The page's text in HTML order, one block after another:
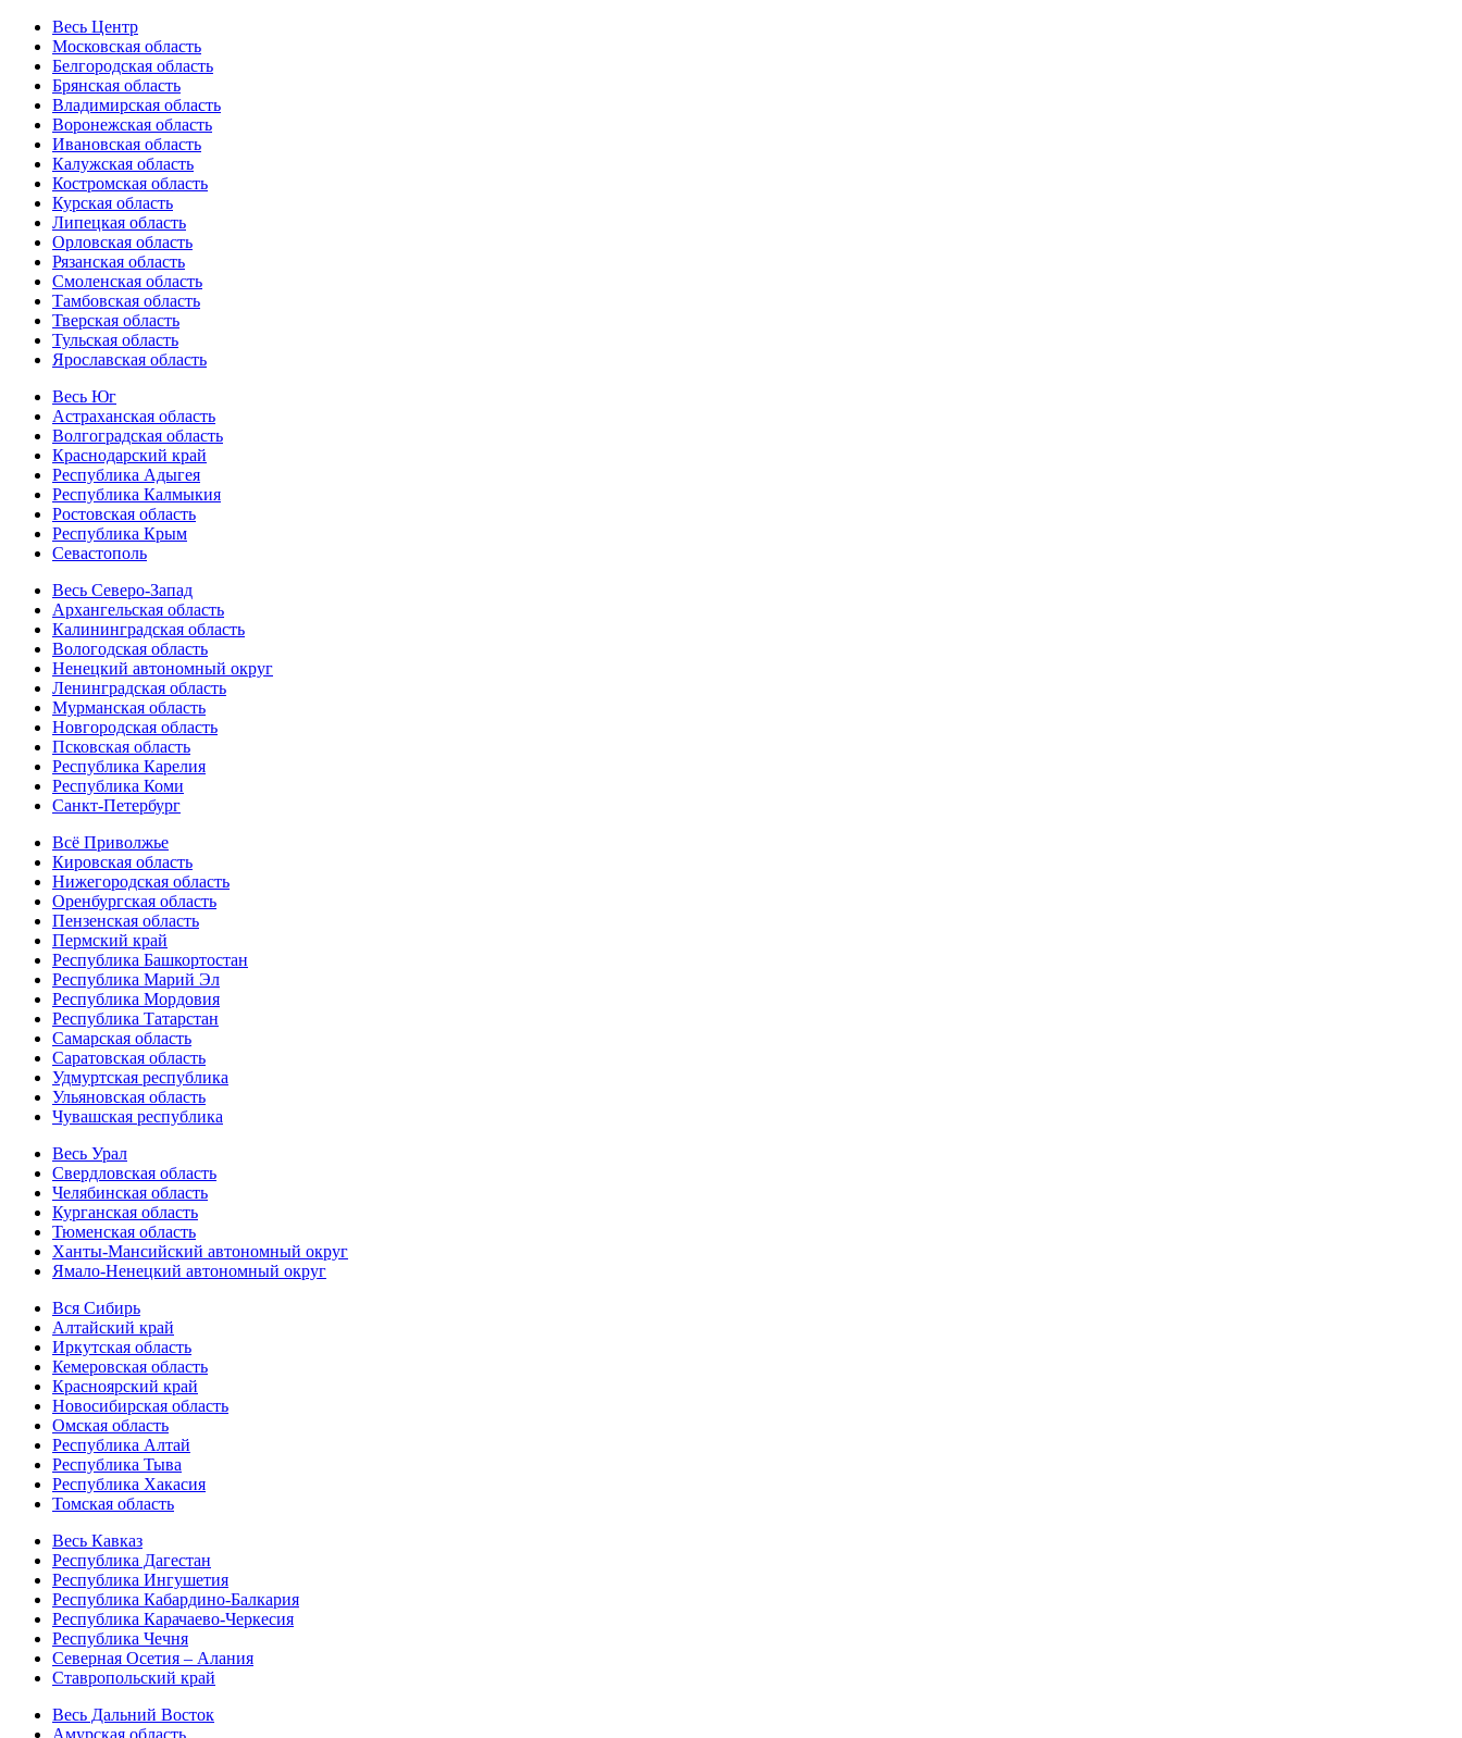
Весь Центр
Московская область
Белгородская область
Брянская область
Владимирская область
Воронежская область
Ивановская область
Калужская область
Костромская область
Курская область
Липецкая область
Орловская область
Рязанская область
Смоленская область
Тамбовская область
Тверская область
Тульская область
Ярославская область
Весь Юг
Астраханская область
Волгоградская область
Краснодарский край
Республика Адыгея
Республика Калмыкия
Ростовская область
Республика Крым
Севастополь
Весь Северо-Запад
Архангельская область
Калининградская область
Вологодская область
Ненецкий автономный округ
Ленинградская область
Мурманская область
Новгородская область
Псковская область
Республика Карелия
Республика Коми
Санкт-Петербург
Всё Приволжье
Кировская область
Нижегородская область
Оренбургская область
Пензенская область
Пермский край
Республика Башкортостан
Республика Марий Эл
Республика Мордовия
Республика Татарстан
Самарская область
Саратовская область
Удмуртская республика
Ульяновская область
Чувашская республика
Весь Урал
Свердловская область
Челябинская область
Курганская область
Тюменская область
Ханты-Мансийский автономный округ
Ямало-Ненецкий автономный округ
Вся Сибирь
Алтайский край
Иркутская область
Кемеровская область
Красноярский край
Новосибирская область
Омская область
Республика Алтай
Республика Тыва
Республика Хакасия
Томская область
Весь Кавказ
Республика Дагестан
Республика Ингушетия
Республика Кабардино-Балкария
Республика Карачаево-Черкесия
Республика Чечня
Северная Осетия – Алания
Ставропольский край
Весь Дальний Восток
Амурская область